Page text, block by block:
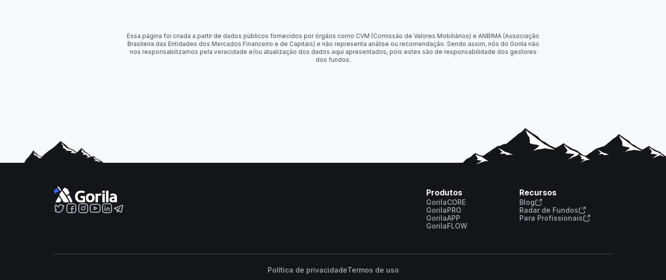
Essa página foi criada a partir de dados públicos fornecidos por órgãos como CVM (Comissão de Valores Mobiliários) e ANBIMA (Associação
Brasileira das Entidades dos Mercados Financeiro e de Capitais) e não representa análise ou recomendação. Sendo assim, nós do Gorila não
nos responsabilizamos pela veracidade e/ou atualização dos dados aqui apresentados, pois estes são de responsabilidade dos gestores
dos fundos.
Produtos
GorilaCORE
GorilaPRO
GorilaAPP
GorilaFLOW
Recursos
Blog
Radar de Fundos
Para Profissionais
Política de privacidadeTermos de uso